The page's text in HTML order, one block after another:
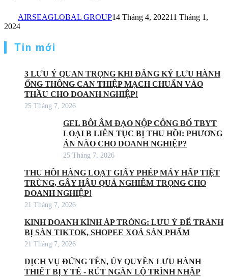
AIRSEAGLOBAL GROUP14 Tháng 4, 202211 Tháng 1,
2024
Tin mới
3 LƯU Ý QUAN TRỌNG KHI ĐĂNG KÝ LƯU HÀNH
ỐNG THÔNG CAN THIỆP MẠCH CHUẨN VÀO
THẦU CHO DOANH NGHIỆP!
25 Tháng 7, 2026
GEL BÔI ÂM ĐẠO NỘP CÔNG BỐ TBYT
LOẠI B LIÊN TỤC BỊ THU HỒI: PHƯƠNG
ÁN NÀO CHO DOANH NGHIỆP?
25 Tháng 7, 2026
THU HỒI HÀNG LOẠT GIẤY PHÉP MÁY HẤP TIỆT
TRÙNG, GÂY HẬU QUẢ NGHIÊM TRỌNG CHO
DOANH NGHIỆP!
21 Tháng 7, 2026
KINH DOANH KÍNH ÁP TRÒNG: LƯU Ý ĐỂ TRÁNH
BỊ SÀN TIKTOK, SHOPEE XOÁ SẢN PHẨM
21 Tháng 7, 2026
DỊCH VỤ ĐỨNG TÊN, ỦY QUYỀN LƯU HÀNH
THIẾT BỊ Y TẾ - RÚT NGẮN LỘ TRÌNH NHẬP